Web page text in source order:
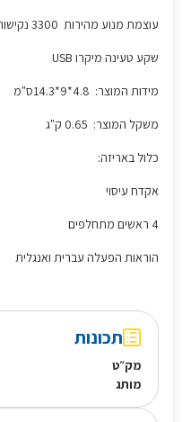
עוצמת מנוע מהירות 3300 נקישות לדקה
שקע טעינה מיקרו USB
מידות המוצר: 4.8*9*14.3ס"מ
משקל המוצר: 0.65 ק"ג
כלול באריזה:
אקדח עיסוי
הוראות הפעלה עברית ואנגלית
תכונות
מק״ט
מותג